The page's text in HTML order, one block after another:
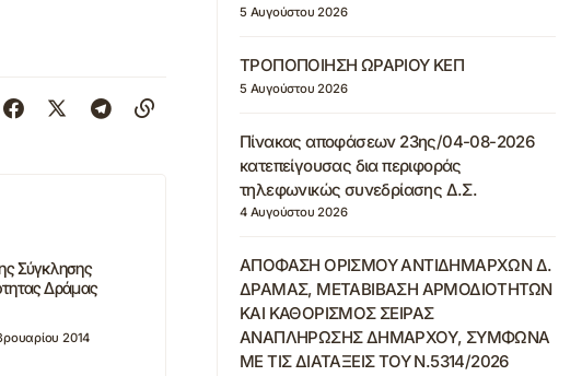
Σύγκλησης
Δράμας
2014
5 Αυγούστου 2026
ΤΡΟΠΟΠΟΙΗΣΗ ΩΡΑΡΙΟΥ ΚΕΠ
5 Αυγούστου 2026
Πίνακας αποφάσεων 23ης/04-08-2026
κατεπείγουσας δια περιφοράς
τηλεφωνικώς συνεδρίασης Δ.Σ.
4 Αυγούστου 2026
ΑΠΟΦΑΣΗ ΟΡΙΣΜΟΥ ΑΝΤΙΔΗΜΑΡΧΩΝ Δ.
ΔΡΑΜΑΣ, ΜΕΤΑΒΙΒΑΣΗ ΑΡΜΟΔΙΟΤΗΤΩΝ
ΚΑΙ ΚΑΘΟΡΙΣΜΟΣ ΣΕΙΡΑΣ
ΑΝΑΠΛΗΡΩΣΗΣ ΔΗΜΑΡΧΟΥ, ΣΥΜΦΩΝΑ
ΜΕ ΤΙΣ ΔΙΑΤΑΞΕΙΣ ΤΟΥ Ν.5314/2026